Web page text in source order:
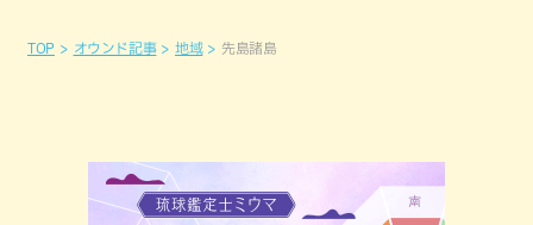
TOP オウンド記事 地域 先島諸島